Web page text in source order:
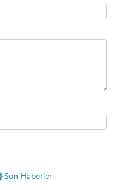
Son Haberler